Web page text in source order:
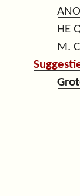
HE
M.